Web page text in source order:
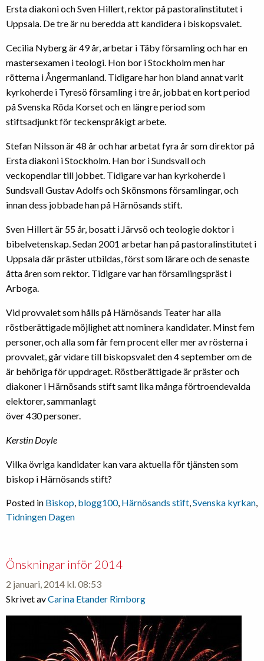
Ersta diakoni och Sven Hillert, rektor på pastoralinstitutet i
Uppsala. De tre är nu beredda att kandidera i biskopsvalet.
Cecilia Nyberg är 49 år, arbetar i Täby församling och har en
mastersexamen i teologi. Hon bor i Stockholm men har
rötterna i Ångermanland. Tidigare har hon bland annat varit
kyrkoherde i Tyresö församling i tre år, jobbat en kort period
på Svenska Röda Korset och en längre period som
stiftsadjunkt för teckenspråkigt arbete.
Stefan Nilsson är 48 år och har arbetat fyra år som direktor på
Ersta diakoni i Stockholm. Han bor i Sundsvall och
veckopendlar till jobbet. Tidigare var han kyrkoherde i
Sundsvall Gustav Adolfs och Skönsmons församlingar, och
innan dess jobbade han på Härnösands stift.
Sven Hillert är 55 år, bosatt i Järvsö och teologie doktor i
bibelvetenskap. Sedan 2001 arbetar han på pastoralinstitutet i
Uppsala där präster utbildas, först som lärare och de senaste
åtta åren som rektor. Tidigare var han församlingspräst i
Arboga.
Vid provvalet som hålls på Härnösands Teater har alla
röstberättigade möjlighet att nominera kandidater. Minst fem
personer, och alla som får fem procent eller mer av rösterna i
provvalet, går vidare till biskopsvalet den 4 september om de
är behöriga för uppdraget. Röstberättigade är präster och
diakoner i Härnösands stift samt lika många förtroendevalda
elektorer, sammanlagt
över 430 personer.
Kerstin Doyle
Vilka övriga kandidater kan vara aktuella för tjänsten som
biskop i Härnösands stift?
Posted in Biskop blogg100, Härnösands stift Svenska kyrkan
Tidningen Dagen
Önskningar inför 2014
2 januari, 2014 kl. 08:53
Skrivet avCarina Etander Rimborg